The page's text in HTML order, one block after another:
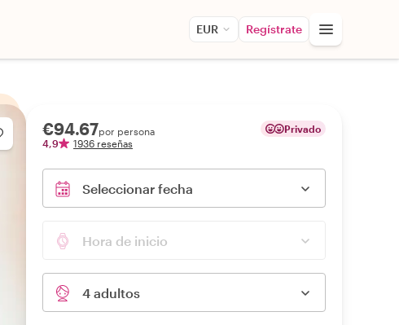
EUR Regístrate
€94.67por persona
4,9
1936 reseñas
Privado
Seleccionar fecha
Hora de inicio
4 adultos